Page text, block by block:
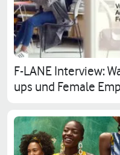
F-LANE Interview:
ups und Female